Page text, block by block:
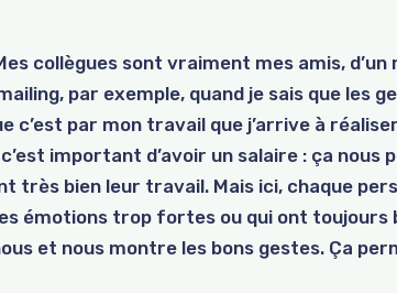
collègues sont vraiment mes amis,
par exemple, quand je sais que les
c’est par mon travail que j’arrive à
important d’avoir un salaire : ça nous
très bien leur travail. Mais ici, chaque
émotions trop fortes ou qui ont toujours
et nous montre les bons gestes. Ça
deux ans, N. a suivi une formation en
techniques et ses valeurs humaines
Grâce à sa détermination et à son
en contrat CDI. Formatrice
Depuis, deux autres stagiaires ont suivi
tous ses postes administratifs à des
initialement pour un poste d’aide-
du Forem. Ce test lui permet de
l’entreprise Trusquin apprend que
d’aide-comptable dans l’entreprise
à se former.